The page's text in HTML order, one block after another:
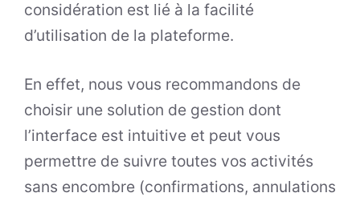
considération est lié à la facilité
d’utilisation de la plateforme.
En effet, nous vous recommandons de
choisir une solution de gestion dont
l’interface est intuitive et peut vous
permettre de suivre toutes vos activités
sans encombre (confirmations, annulations